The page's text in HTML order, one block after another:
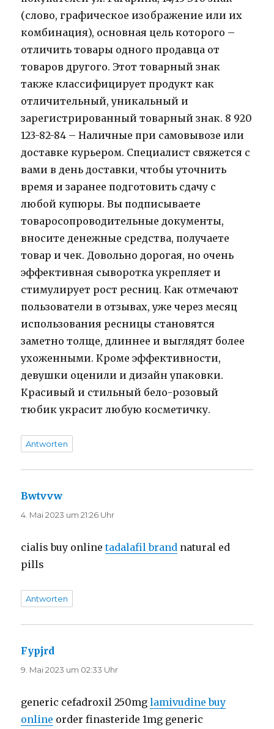
(слово, графическое изображение или их
комбинация), основная цель которого –
отличить товары одного продавца от
товаров другого. Этот товарный знак
также классифицирует продукт как
отличительный, уникальный и
зарегистрированный товарный знак. 8 920
123-82-84 – Наличные при самовывозе или
доставке курьером. Специалист свяжется с
вами в день доставки, чтобы уточнить
время и заранее подготовить сдачу с
любой купюры. Вы подписываете
товаросопроводительные документы,
вносите денежные средства, получаете
товар и чек. Довольно дорогая, но очень
эффективная сыворотка укрепляет и
стимулирует рост ресниц. Как отмечают
пользователи в отзывах, уже через месяц
использования ресницы становятся
заметно толще, длиннее и выглядят более
ухоженными. Кроме эффективности,
девушки оценили и дизайн упаковки.
Красивый и стильный бело-розовый
тюбик украсит любую косметичку.
Antworten
Bwtvvw
4. Mai 2023 um 21:26 Uhr
cialis buy onlinetadalafil brand natural ed
pills
Antworten
Fypjrd
9. Mai 2023 um 02:33 Uhr
generic cefadroxil 250mglamivudine buy
online order finasteride 1mg generic